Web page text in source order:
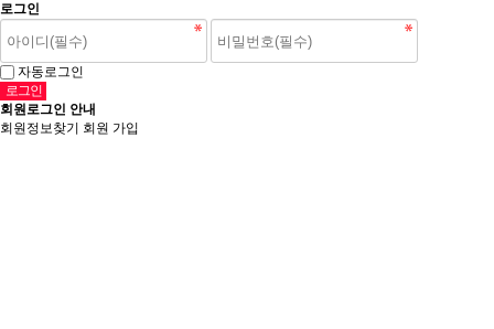
로그인
자동로그인
회원로그인 안내
회원정보찾기
회원 가입